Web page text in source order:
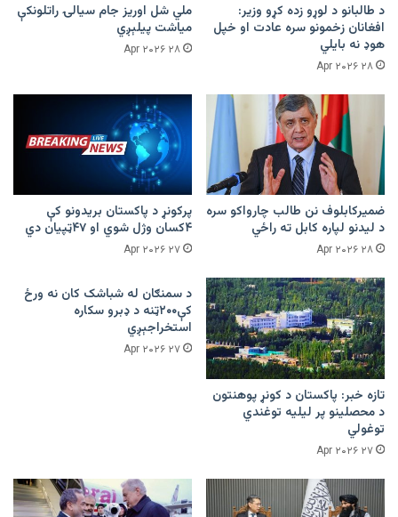
د طالبانو د لوړو زده کړو وزیر:
افغانان زخمونو سره عادت او خپل
هوډ نه بایلي
۲۸ Apr ۲۰۲۶
ملي شل اوریز جام سیالۍ راتلونکې
میاشت پیلېږي
۲۸ Apr ۲۰۲۶
ضمیرکابلوف نن طالب چارواکو سره
د لیدنو لپاره کابل ته راځي
۲۸ Apr ۲۰۲۶
پرکونړ د پاکستان بریدونو کې
۴کسان وژل شوي او ۴۷ټپیان دي
۲۷ Apr ۲۰۲۶
تازه خبر: پاکستان د کونړ پوهنتون
د محصلینو پر لیلیه توغندي
توغولي
۲۷ Apr ۲۰۲۶
د سمنګان له شباشک کان نه ورځ
کې۲۰۰ټنه د ډبرو سکاره
استخراجېږي
۲۷ Apr ۲۰۲۶